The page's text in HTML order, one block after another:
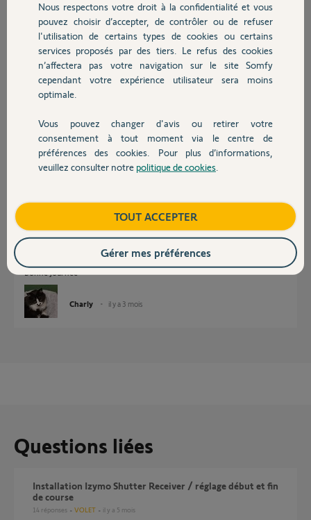
Chauffage
Autres produits
Devis avec un pro
Contact
Le PIN de la Tahoma switch est 2310 8738 5344.
Merci pour votre aide,
Yves R.
il y a 3 mois
Réponses
Sur tous les Izymo non fonctionnels faites une RàZ.
Vérifiez les raccordements entre le Izymo et l'inter inverseur.
Faites une mise en service en effectuant soigneusement l'auto
apprentissage qui définira les positions exactes des VR.
Bonne journée
Charly il y a 3 mois
Questions liées
Installation Izymo Shutter Receiver / réglage début et fin
de course
14 réponses VOLET il y a 5 mois
Nous respectons votre droit à la confidentialité et vous
pouvez choisir d’accepter, de contrôler ou de refuser
l'utilisation de certains types de cookies ou certains
services proposés par des tiers. Le refus des cookies
n’affectera pas votre navigation sur le site Somfy
cependant votre expérience utilisateur sera moins
optimale.
Vous pouvez changer d'avis ou retirer votre
consentement à tout moment via le centre de
préférences des cookies. Pour plus d’informations,
veuillez consulter notre politique de cookies
TOUT ACCEPTER
Gérer mes préférences